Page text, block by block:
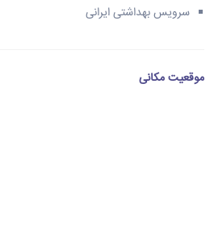
سرویس بهداشتی ایرانی
موقعیت مکانی